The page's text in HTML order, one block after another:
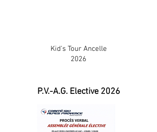
Kid's Tour Ancelle
2026
P.V.-A.G. Elective 2026